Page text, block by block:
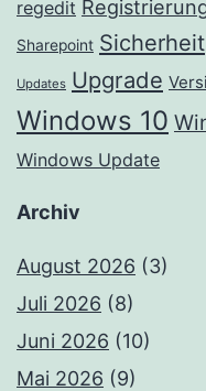
regedit
Sharepoint Sicherheit
Updates Upgrade
Windows 10
Windows Update
Archiv
August 2026 (3)
Juli 2026 (8)
Juni 2026 (10)
Mai 2026 (9)